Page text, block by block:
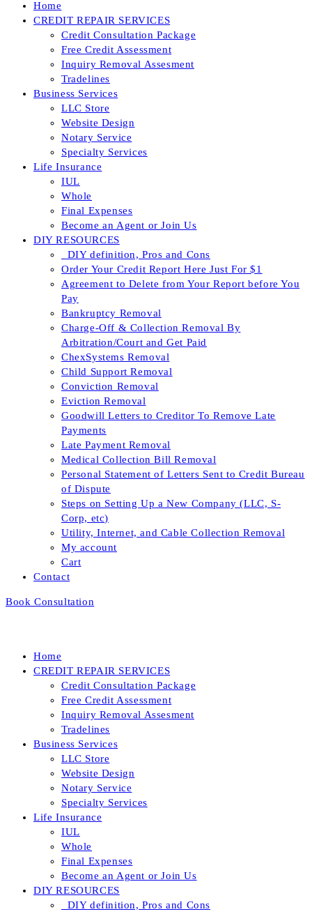
Home
CREDIT REPAIR SERVICES
Credit Consultation Package
Free Credit Assessment
Inquiry Removal Assesment
Tradelines
Business Services
LLC Store
Website Design
Notary Service
Specialty Services
Life Insurance
IUL
Whole
Final Expenses
Become an Agent or Join Us
DIY RESOURCES
_DIY definition, Pros and Cons
Order Your Credit Report Here Just For $1
Agreement to Delete from Your Report before You
Pay
Bankruptcy Removal
Charge-Off & Collection Removal By
Arbitration/Court and Get Paid
ChexSystems Removal
Child Support Removal
Conviction Removal
Eviction Removal
Goodwill Letters to Creditor To Remove Late
Payments
Late Payment Removal
Medical Collection Bill Removal
Personal Statement of Letters Sent to Credit Bureau
of Dispute
Steps on Setting Up a New Company (LLC, S-
Corp, etc)
Utility, Internet, and Cable Collection Removal
My account
Cart
Contact
Book Consultation
Home
CREDIT REPAIR SERVICES
Credit Consultation Package
Free Credit Assessment
Inquiry Removal Assesment
Tradelines
Business Services
LLC Store
Website Design
Notary Service
Specialty Services
Life Insurance
IUL
Whole
Final Expenses
Become an Agent or Join Us
DIY RESOURCES
_DIY definition, Pros and Cons